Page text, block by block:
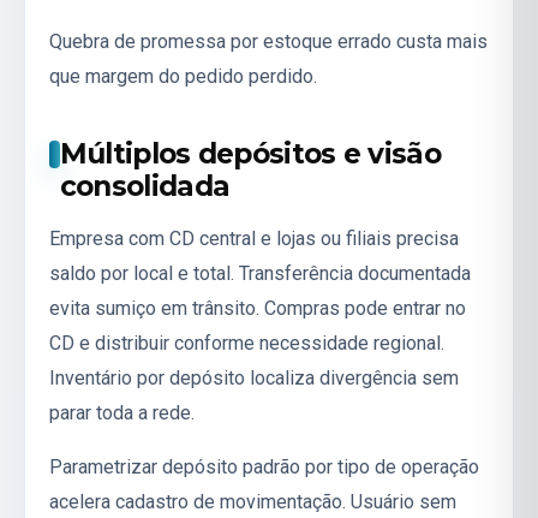
Quebra de promessa por estoque errado custa mais
que margem do pedido perdido.
Múltiplos depósitos e visão
consolidada
Empresa com CD central e lojas ou filiais precisa
saldo por local e total. Transferência documentada
evita sumiço em trânsito. Compras pode entrar no
CD e distribuir conforme necessidade regional.
Inventário por depósito localiza divergência sem
parar toda a rede.
Parametrizar depósito padrão por tipo de operação
acelera cadastro de movimentação. Usuário sem